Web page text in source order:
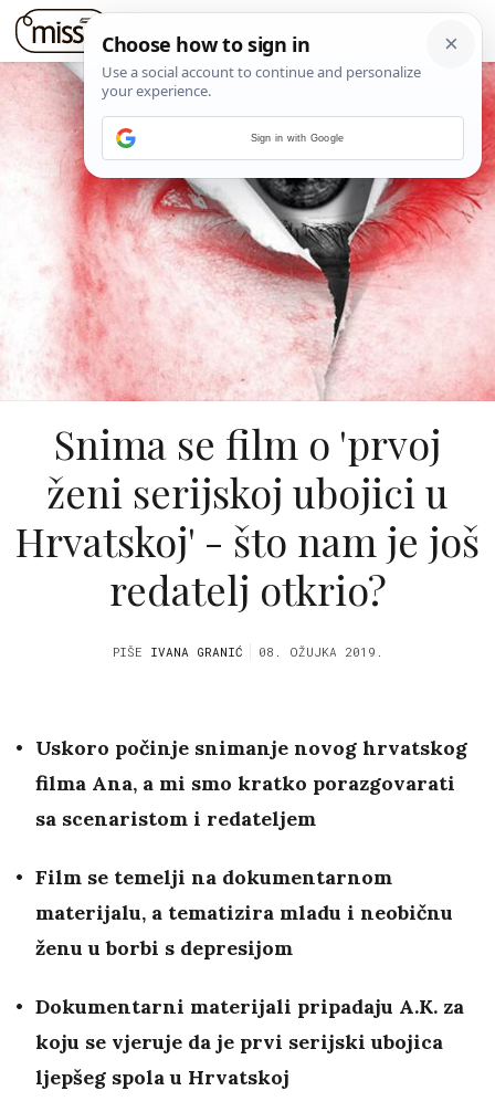
Snima se film o 'prvoj
ženi serijskoj ubojici u
Hrvatskoj' - što nam je još
redatelj otkrio?
PIŠE IVANA GRANIĆ 08. OŽUJKA 2019.
Uskoro počinje snimanje novog hrvatskog
filma Ana, a mi smo kratko porazgovarati
sa scenaristom i redateljem
Film se temelji na dokumentarnom
materijalu, a tematizira mladu i neobičnu
ženu u borbi s depresijom
Dokumentarni materijali pripadaju A.K. za
koju se vjeruje da je prvi serijski ubojica
ljepšeg spola u Hrvatskoj
Sign in with Google